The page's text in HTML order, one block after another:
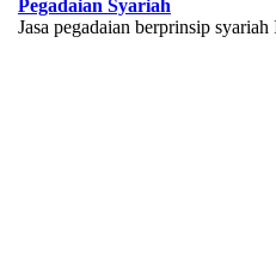
Pegadaian Syariah
Jasa pegadaian berprinsip